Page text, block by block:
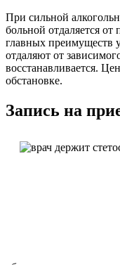
При сильной
больной отдаляется
главных преимуществ
отдаляют от
восстанавливается.
обстановке.
Запись на